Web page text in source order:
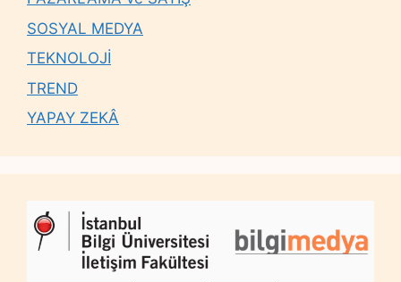
SOSYAL MEDYA
TEKNOLOJİ
TREND
YAPAY ZEKÂ